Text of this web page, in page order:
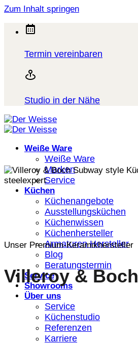
Zum Inhalt springen
Termin vereinbaren
Studio in der Nähe
Weiße Ware
Weiße Ware
Marken
Service
Küchen
Küchenangebote
Ausstellungsküchen
Küchenwissen
Küchenhersteller
Armaturen Hersteller
Blog
Beratungstermin
Service
Showrooms
Über uns
Service
Küchenstudio
Referenzen
Karriere
Unser Premium-Keramikhersteller
Villeroy & Boch